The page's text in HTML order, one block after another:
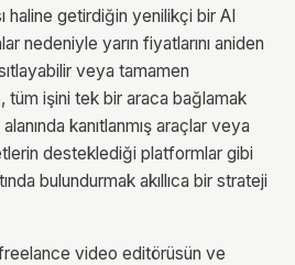
haline getirdiğin yenilikçi bir AI
nedeniyle yarın fiyatlarını aniden
veya tamamen
tüm işini tek bir araca bağlamak
kanıtlanmış araçlar veya
desteklediği platformlar gibi
bulundurmak akıllıca bir strateji
video editörüsün ve